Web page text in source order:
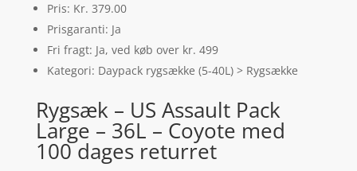
Pris: Kr. 379.00
Prisgaranti: Ja
Fri fragt: Ja, ved køb over kr. 499
Kategori: Daypack rygsække (5-40L) > Rygsække
Rygsæk – US Assault Pack
Large – 36L – Coyote med
100 dages returret